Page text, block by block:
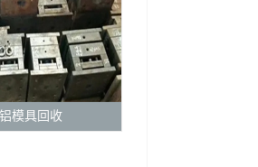
模具回收